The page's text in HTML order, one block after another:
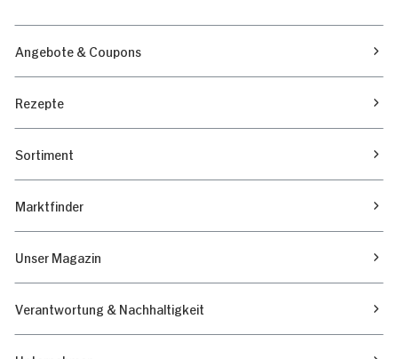
Angebote & Coupons
Rezepte
Sortiment
Marktfinder
Unser Magazin
Verantwortung & Nachhaltigkeit